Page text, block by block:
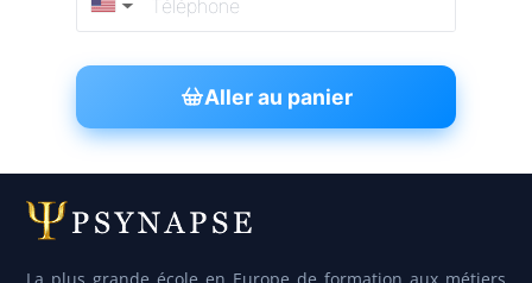
▼
Aller au panier
La plus grande école en Europe de formation aux métiers